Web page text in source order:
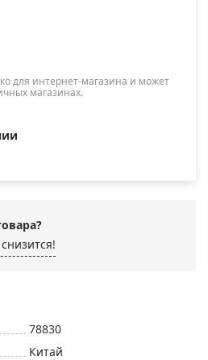
для интернет-магазина и может
магазинах.
78830
Китай